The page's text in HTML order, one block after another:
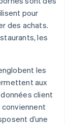
pour
des achats.
les
les
aux
client
conviennent
d’une